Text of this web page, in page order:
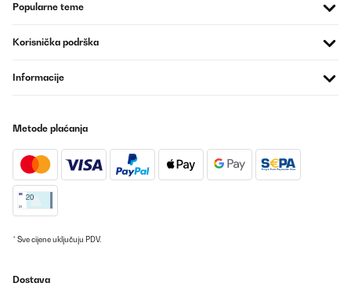
Guter Weinkühler. Erreicht auch bei warmer Umgebung die 5
Ansicht und Haptik.
Top Produkt. Sieht gut aus, tut was es soll. Einlagen schrubben
ein bisschen am Gummi in der Tür - ist aber egal.
Amazon-Benutzer
Popularne teme
Korisnička podrška
Informacije
Metode plaćanja
* Sve cijene uključuju PDV.
Dostava